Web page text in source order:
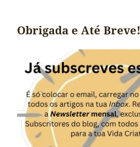
Obrigada e Até Breve!